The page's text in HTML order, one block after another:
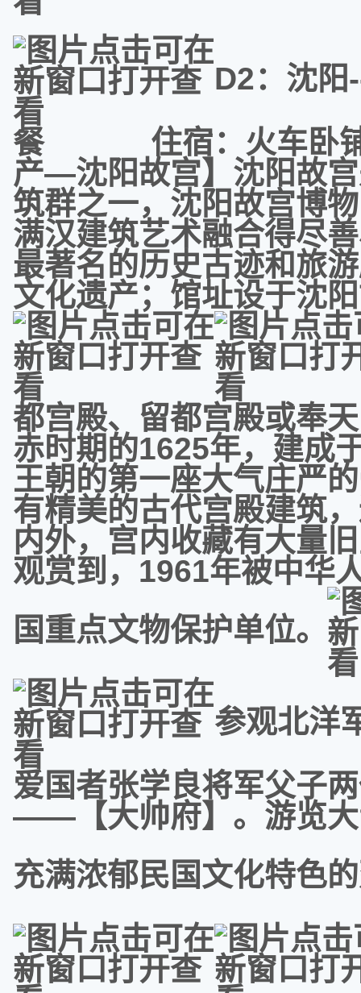
D2：沈
餐 住宿：火车卧铺
产—沈阳故宫】沈阳故
筑群之一，沈阳故宫博
满汉建筑艺术融合得尽
最著名的历史古迹和旅
文化遗产；馆址设于沈
都宫殿、留都宫殿或奉
赤时期的1625年，建成
王朝的第一座大气庄严
有精美的古代宫殿建筑
内外，宫内收藏有大量
观赏到，1961年被中华
国重点文物保护单位。
参观北洋
爱国者张学良将军父子
——【大帅府】。游览大
充满浓郁民国文化特色